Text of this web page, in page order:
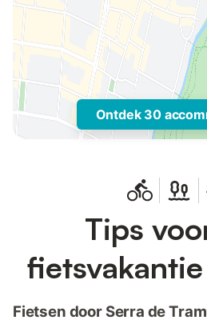
Ontdek 30
Tips
Fietsen door Serra de